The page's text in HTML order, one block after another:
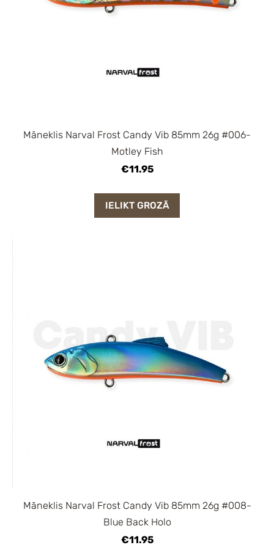
Māneklis Narval Frost Candy Vib 85mm 26g #006-
Motley Fish
€11.95
IELIKT GROZĀ
Māneklis Narval Frost Candy Vib 85mm 26g #008-
Blue Back Holo
€11.95